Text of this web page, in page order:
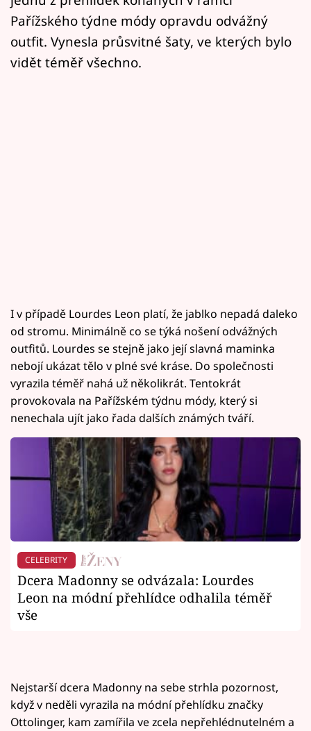
Pařížského týdne módy opravdu odvážný
outfit. Vynesla průsvitné šaty, ve kterých bylo
vidět téměř všechno.
I v případě Lourdes Leon platí, že jablko nepadá daleko
od stromu. Minimálně co se týká nošení odvážných
outfitů. Lourdes se stejně jako její slavná maminka
nebojí ukázat tělo v plné své kráse. Do společnosti
vyrazila téměř nahá už několikrát. Tentokrát
provokovala na Pařížském týdnu módy, který si
nenechala ujít jako řada dalších známých tváří.
CELEBRITY
Dcera Madonny se odvázala: Lourdes
Leon na módní přehlídce odhalila téměř
vše
Nejstarší dcera Madonny na sebe strhla pozornost,
když v neděli vyrazila na módní přehlídku značky
Ottolinger, kam zamířila ve zcela nepřehlédnutelném a